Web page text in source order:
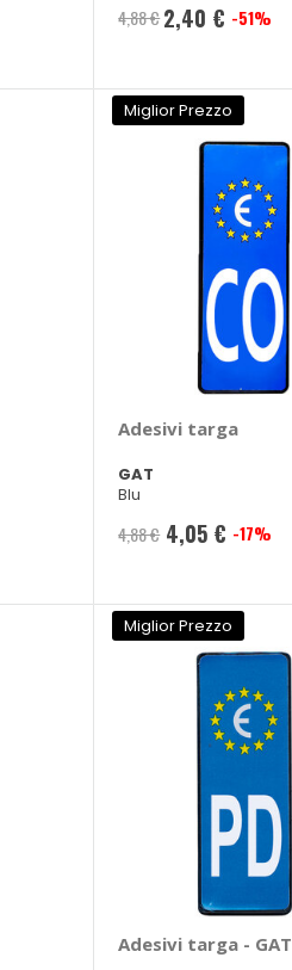
4,88 € Prezzo
2,40 € -51%
Miglior Prezzo
Adesivi targa
GAT
Blu
4,88 € 4,05 € -17%
Miglior Prezzo
Adesivi targa - GAT